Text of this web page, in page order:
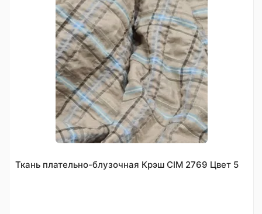
Ткань плательно-блузочная Крэш CIM 2769 Цвет 5